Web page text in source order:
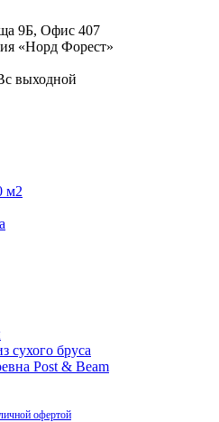
9Б, Офис 407
«Норд Форест»
выходной
м2
сухого бруса
Post & Beam
офертой